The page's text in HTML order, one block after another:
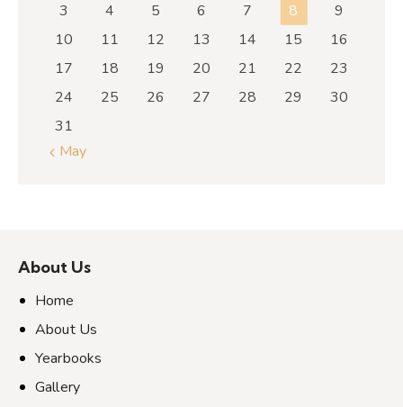
3
4 5 6 7 8
9
10
11 12 13 14 15
16
17
18 19 20 21 22
23
24
25 26 27 28 29
30
31
« May
About Us
Home
About Us
Yearbooks
Gallery